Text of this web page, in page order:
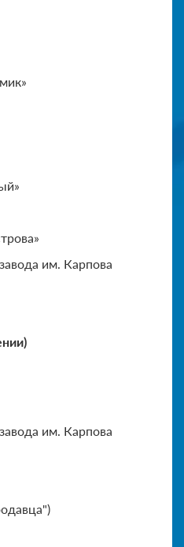
им. Карпова
им. Карпова